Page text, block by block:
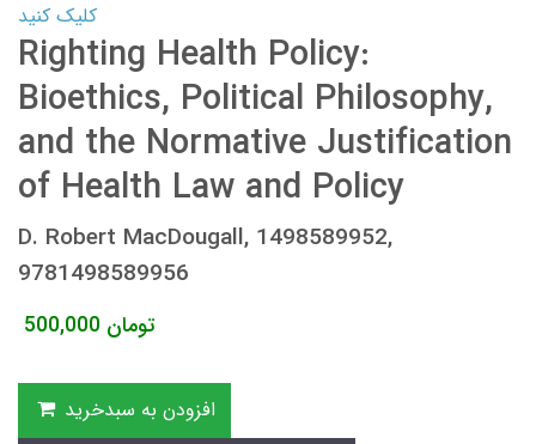
کلیک کنید
Righting Health Policy:
Bioethics, Political Philosophy,
and the Normative Justification
of Health Law and Policy
D. Robert MacDougall, 1498589952,
9781498589956
500,000 تومان
افزودن به سبدخرید